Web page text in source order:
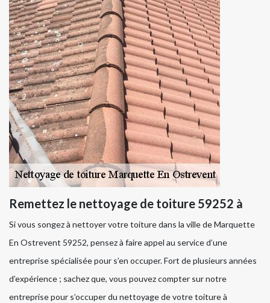
Remettez le nettoyage de toiture 59252 à
Si vous songez à nettoyer votre toiture dans la ville de Marquette
En Ostrevent 59252, pensez à faire appel au service d’une
entreprise spécialisée pour s’en occuper. Fort de plusieurs années
d’expérience ; sachez que, vous pouvez compter sur notre
entreprise pour s’occuper du nettoyage de votre toiture à